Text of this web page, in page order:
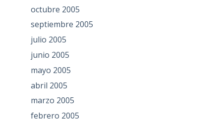
octubre 2005
septiembre 2005
julio 2005
junio 2005
mayo 2005
abril 2005
marzo 2005
febrero 2005